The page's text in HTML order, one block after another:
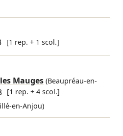
[1 rep. + 1 scol.]
Mauges(Beaupréau-en-
[1 rep. + 4 scol.]
en-Anjou)